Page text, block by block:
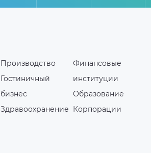
Производство
Гостиничный
бизнес
Здравоохранение
Финансовые
институции
Образование
Корпорации